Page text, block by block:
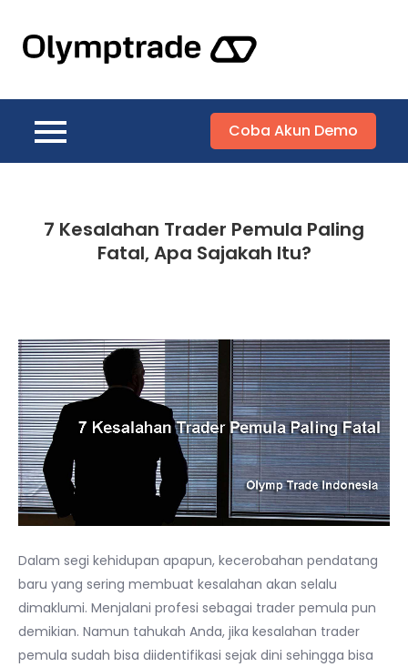
content
Aplikasi
Olymptrade
Coba Akun Demo
7 Kesalahan Trader Pemula Paling
Fatal, Apa Sajakah Itu?
Dalam segi kehidupan apapun, kecerobahan pendatang
baru yang sering membuat kesalahan akan selalu
dimaklumi. Menjalani profesi sebagai trader pemula pun
demikian. Namun tahukah Anda, jika kesalahan trader
pemula sudah bisa diidentifikasi sejak dini sehingga bisa